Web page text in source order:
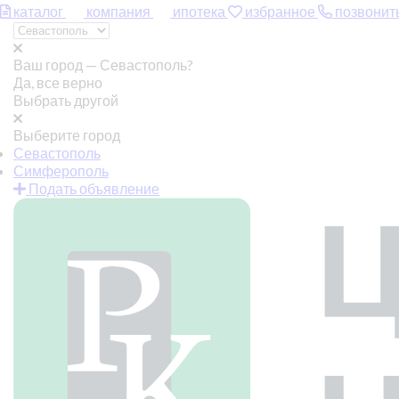
каталог компания ипотека избранное
Ваш город — Севастополь?
Да, все верно
Выбрать другой
Выберите город
Севастополь
Симферополь
Подать объявление